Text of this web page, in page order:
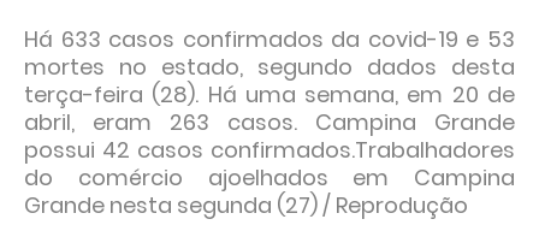
Há 633 casos confirmados da covid-19 e 53
mortes no estado, segundo dados desta
terça-feira (28). Há uma semana, em 20 de
abril, eram 263 casos. Campina Grande
possui 42 casos confirmados.Trabalhadores
do comércio ajoelhados em Campina
Grande nesta segunda (27) / Reprodução